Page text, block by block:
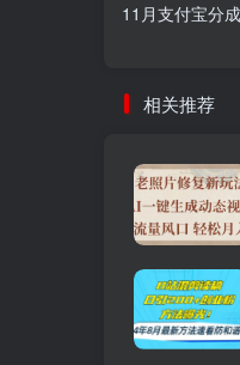
11月支付宝分
相关推荐